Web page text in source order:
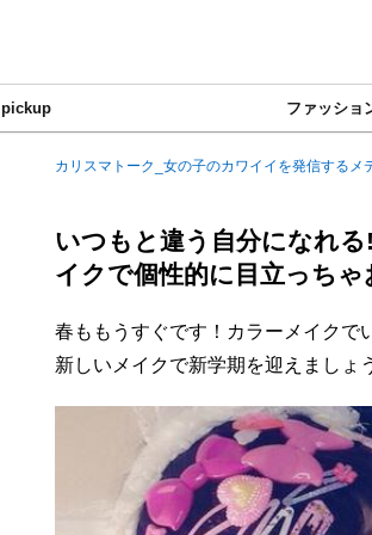
pickup ファッショ
カリスマトーク_女の子のカワイイを発信するメ
いつもと違う自分になれ
イクで個性的に目立っちゃ
春ももうすぐです！カラーメイクで
新しいメイクで新学期を迎えましょ